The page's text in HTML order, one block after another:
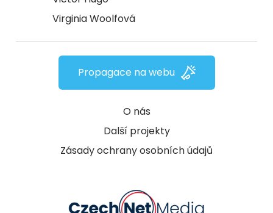
Virginia Woolfová
O nás
Další projekty
Zásady ochrany osobních údajů
Propagace na webu